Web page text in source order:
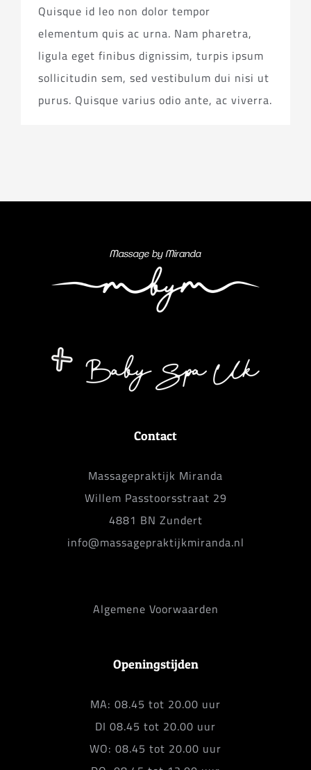
Quisque id leo non dolor tempor
elementum quis ac urna. Nam pharetra,
ligula eget finibus dignissim, turpis ipsum
sollicitudin sem, sed vestibulum dui nisi ut
purus. Quisque varius odio ante, ac viverra.
Contact
Massagepraktijk Miranda
Willem Passtoorsstraat 29
4881 BN Zundert
info@massagepraktijkmiranda.nl
Algemene Voorwaarden
Openingstijden
MA: 08.45 tot 20.00 uur
DI 08.45 tot 20.00 uur
WO: 08.45 tot 20.00 uur